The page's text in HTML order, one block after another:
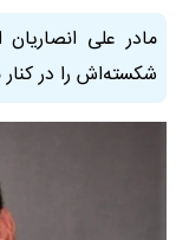
مادر علی
شکسته‌اش را در